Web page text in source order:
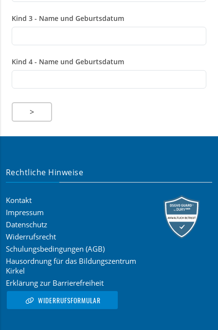
Kind 3 - Name und Geburtsdatum
Kind 4 - Name und Geburtsdatum
>
Rechtliche Hinweise
Kontakt
Impressum
Datenschutz
Widerrufsrecht
Schulungsbedingungen (AGB)
Hausordnung für das Bildungszentrum
Kirkel
Erklärung zur Barrierefreiheit
WIDERRUFSFORMULAR